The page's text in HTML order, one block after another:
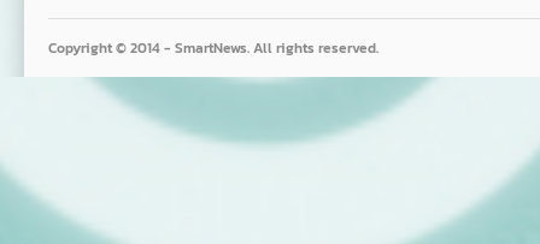
Copyright © 2014 - SmartNews. All rights reserved.